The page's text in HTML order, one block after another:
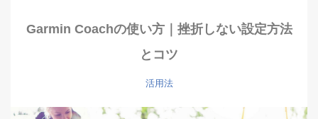
Garmin Coachの使い方｜挫折しない設定方法
とコツ
活用法